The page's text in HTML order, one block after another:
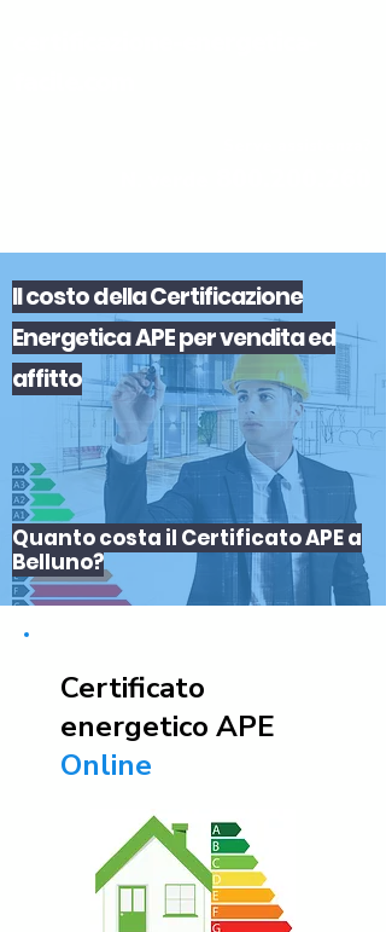
IlcostodellaCertificazione
Energetica APEpervenditaed
affitto
Quanto costa il Certificato APE a
Belluno?
Certificato
energetico APE
Online